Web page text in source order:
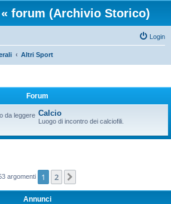
forum (Archivio Storico)
Login
Altri Sport
Forum
Calcio
Luogo di incontro dei calciofili.
argomenti 1 2
Annunci